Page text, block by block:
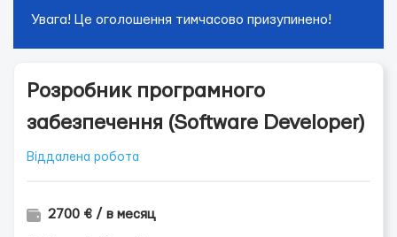
Увага! Це оголошення тимчасово призупинено!
Розробник програмного
забезпечення (Software Developer)
Віддалена робота
2700 € / в месяц